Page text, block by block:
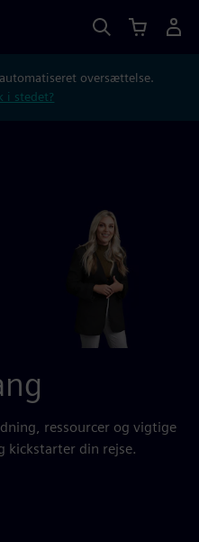
oversættelse.
i stedet?
ressourcer og vigtige
din rejse.